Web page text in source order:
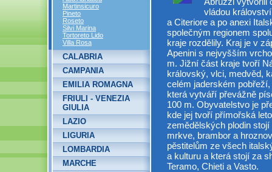
vládou
a Citeriore a po anexi
společným regionem
kraje rozdělily. Kraj je v
Apenini s nejvyšším
m. Jižní část kraje tvoří
královský, vlci, medvěd,
celém jaderském
která vytváří převážně
100 m. Obyvatelstvo je
kde jej tvoří přímořská
zemědělských plodin
mrkve, brambor a
pěstitelům ze všech
a kulturu a která stojí za
Teramo, Chieti a Vasto.
Martinsicuro
Pineto
Roseto
Silvi Marina
Tortoreto Lido
Villa Rosa
CALABRIA
CAMPANIA
EMILIA ROMAGNA
FRIULI - VENEZIA
GIULIA
LAZIO
LIGURIA
LOMBARDIA
MARCHE